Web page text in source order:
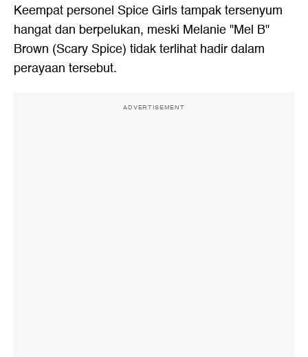
Keempat personel Spice Girls tampak tersenyum
hangat dan berpelukan, meski Melanie "Mel B"
Brown (Scary Spice) tidak terlihat hadir dalam
perayaan tersebut.
ADVERTISEMENT